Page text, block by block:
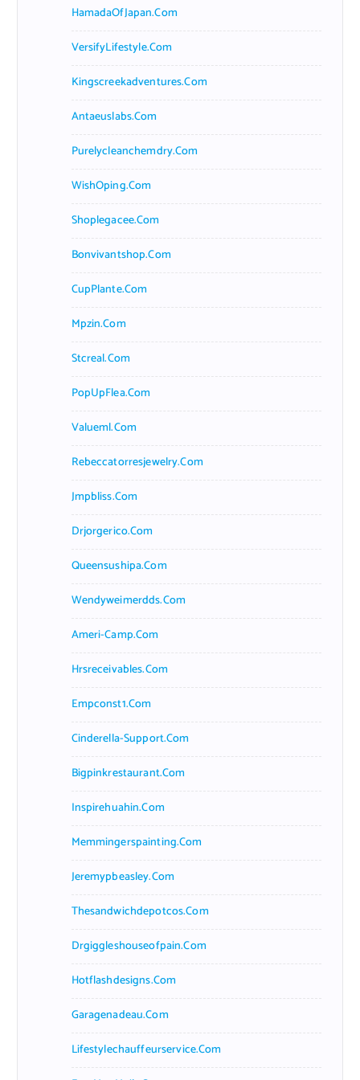
HamadaOfJapan.com
VersifyLifestyle.com
Kingscreekadventures.com
Antaeuslabs.com
Purelycleanchemdry.com
WishOping.com
Shoplegacee.com
Bonvivantshop.com
CupPlante.com
Mpzin.com
Stcreal.com
PopUpFlea.com
Valueml.com
Rebeccatorresjewelry.com
Jmpbliss.com
Drjorgerico.com
Queensushipa.com
Wendyweimerdds.com
Ameri-Camp.com
Hrsreceivables.com
Empconst1.com
Cinderella-Support.com
Bigpinkrestaurant.com
Inspirehuahin.com
Memmingerspainting.com
Jeremypbeasley.com
Thesandwichdepotcos.com
Drgiggleshouseofpain.com
Hotflashdesigns.com
Garagenadeau.com
Lifestylechauffeurservice.com